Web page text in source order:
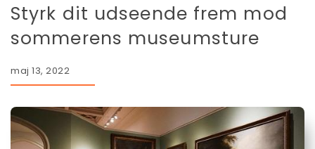
Styrk dit udseende frem mod
sommerens museumsture
maj 13, 2022